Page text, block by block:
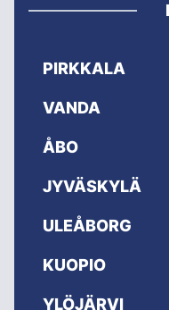
PIRKKALA
VANDA
ÅBO
JYVÄSKYLÄ
ULEÅBORG
KUOPIO
YLÖJÄRVI